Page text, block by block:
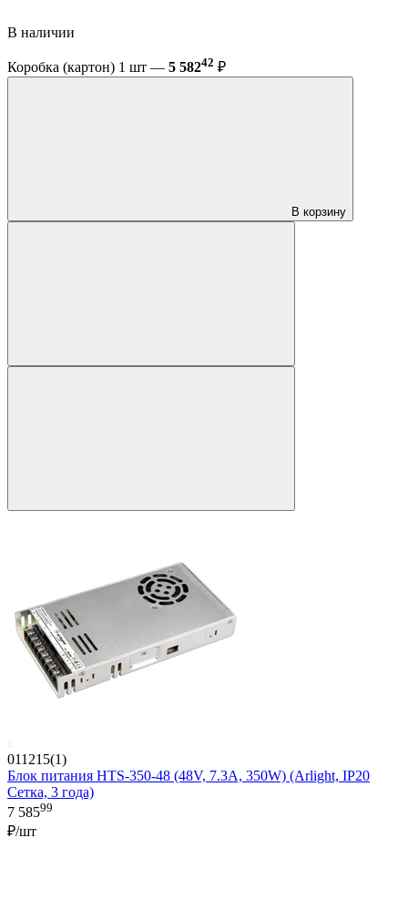
В наличии
Коробка (картон) 1 шт — 5 58242 ₽
В корзину
011215(1)
Блок питания HTS-350-48 (48V, 7.3A, 350W) (Arlight, IP20
Сетка, 3 года)
7 58599
₽/шт